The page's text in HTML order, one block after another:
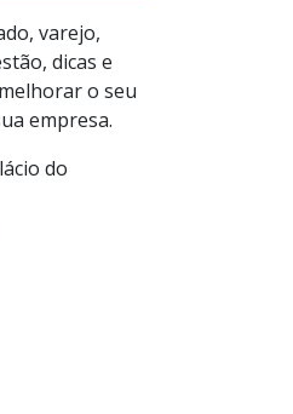
varejo,
dicas e
o seu
empresa.
do